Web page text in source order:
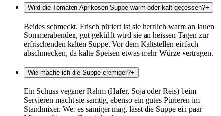
Wird die Tomaten-Aprikosen-Suppe warm oder kalt gegessen?+
Beides schmeckt. Frisch püriert ist sie herrlich warm an lauen
Sommerabenden, gut gekühlt wird sie an heissen Tagen zur
erfrischenden kalten Suppe. Vor dem Kaltstellen einfach
abschmecken, da kalte Speisen etwas mehr Würze vertragen.
Wie mache ich die Suppe cremiger?+
Ein Schuss veganer Rahm (Hafer, Soja oder Reis) beim
Servieren macht sie samtig, ebenso ein gutes Pürieren im
Standmixer. Wer es sämiger mag, lässt die Suppe ein paar